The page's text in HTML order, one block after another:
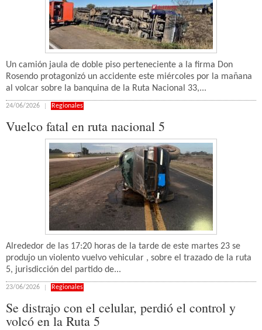
Un camión jaula de doble piso perteneciente a la firma Don
Rosendo protagonizó un accidente este miércoles por la mañana
al volcar sobre la banquina de la Ruta Nacional 33,...
24/06/2026 Regionales
Vuelco fatal en ruta nacional 5
Alrededor de las 17:20 horas de la tarde de este martes 23 se
produjo un violento vuelvo vehicular , sobre el trazado de la ruta
5, jurisdicción del partido de...
23/06/2026 Regionales
Se distrajo con el celular, perdió el control y
volcó en la Ruta 5